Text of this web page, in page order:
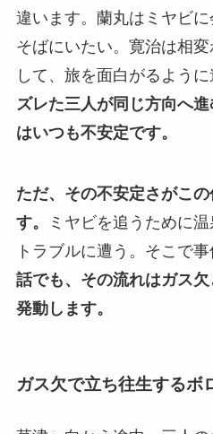
違います。蘭丸はミヤビ
そばにいたい。寛治は相
して、旅を面白がるように
ズレた三人が同じ方向へ
はいつも不安定です。
ただ、その不安定さがこ
す。
ミヤビを追うために
トラブルに遭う。そこで事
話でも、その流れはガス
発動します。
ガス欠で立ち往生するボ